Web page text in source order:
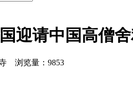
迎请中国高僧
浏览量：9853